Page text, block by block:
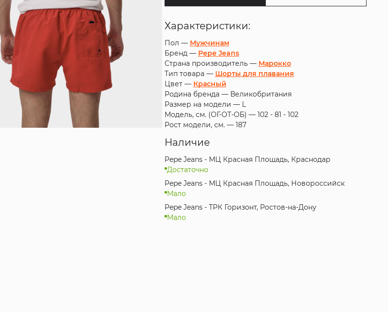
Характеристики:
Пол — Мужчинам
Бренд — Pepe Jeans
Страна производитель — Марокко
Тип товара — Шорты для плавания
Цвет — Красный
Родина бренда — Великобритания
Размер на модели — L
Модель, см. (ОГ-ОТ-ОБ) — 102 - 81 - 102
Рост модели, см. — 187
Наличие
Pepe Jeans - МЦ Красная Площадь, Краснодар
Достаточно
Pepe Jeans - МЦ Красная Площадь, Новороссийск
Мало
Pepe Jeans - ТРК Горизонт, Ростов-на-Дону
Мало